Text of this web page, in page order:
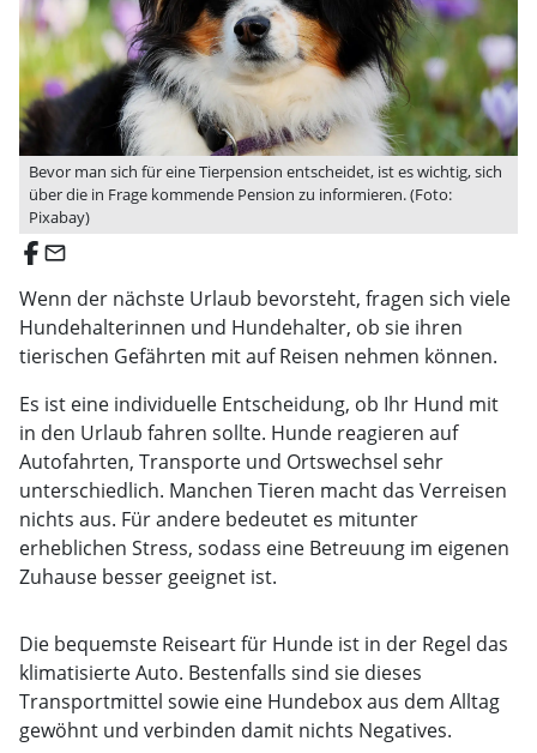
Bevor man sich für eine Tierpension entscheidet, ist es wichtig, sich
über die in Frage kommende Pension zu informieren. (Foto:
Pixabay)
email
Wenn der nächste Urlaub bevorsteht, fragen sich viele
Hundehalterinnen und Hundehalter, ob sie ihren
tierischen Gefährten mit auf Reisen nehmen können.
Es ist eine individuelle Entscheidung, ob Ihr Hund mit
in den Urlaub fahren sollte. Hunde reagieren auf
Autofahrten, Transporte und Ortswechsel sehr
unterschiedlich. Manchen Tieren macht das Verreisen
nichts aus. Für andere bedeutet es mitunter
erheblichen Stress, sodass eine Betreuung im eigenen
Zuhause besser geeignet ist.
Die bequemste Reiseart für Hunde ist in der Regel das
klimatisierte Auto. Bestenfalls sind sie dieses
Transportmittel sowie eine Hundebox aus dem Alltag
gewöhnt und verbinden damit nichts Negatives.